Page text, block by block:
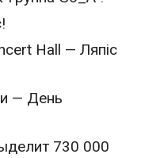
Hall — Ляпіс
— День
730 000